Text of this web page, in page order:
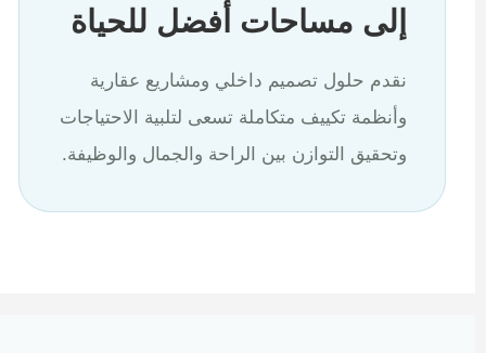
إلى مساحات أفضل للحياة
نقدم حلول تصميم داخلي ومشاريع عقارية
وأنظمة تكييف متكاملة تسعى لتلبية الاحتياجات
وتحقيق التوازن بين الراحة والجمال والوظيفة.